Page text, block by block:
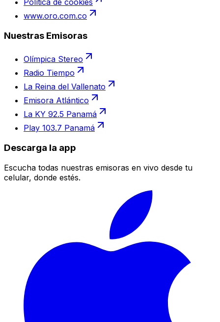
Política de cookies
www.oro.com.co
Nuestras Emisoras
Olímpica Stereo
Radio Tiempo
La Reina del Vallenato
Emisora Atlántico
La KY 92.5 Panamá
Play 103.7 Panamá
Descarga la app
Escucha todas nuestras emisoras en vivo desde tu
celular, donde estés.